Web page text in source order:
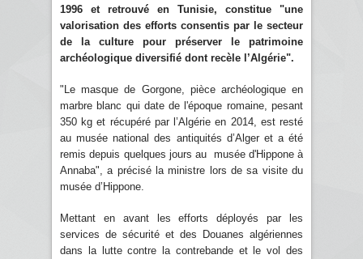
1996 et retrouvé en Tunisie, constitue "une
valorisation des efforts consentis par le secteur
de la culture pour préserver le patrimoine
archéologique diversifié dont recèle l’Algérie".
"Le masque de Gorgone, pièce archéologique en
marbre blanc qui date de l'époque romaine, pesant
350 kg et récupéré par l’Algérie en 2014, est resté
au musée national des antiquités d’Alger et a été
remis depuis quelques jours au musée d'Hippone à
Annaba", a précisé la ministre lors de sa visite du
musée d’Hippone.
Mettant en avant les efforts déployés par les
services de sécurité et des Douanes algériennes
dans la lutte contre la contrebande et le vol des